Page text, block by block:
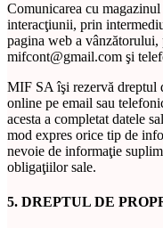
Comunicarea cu
interacţiunii, prin
pagina web a
mifcont@gmail.com şi
MIF SA îşi rezervă dreptul
online pe email sau
acesta a completat datele
mod expres orice tip de
nevoie de informaţie
obligaţiilor sale.
5. DREPTUL DE